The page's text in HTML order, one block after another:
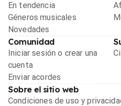
En tendencia
Géneros musicales
Novedades
Comunidad
Iniciar sesión o crear una
cuenta
Enviar acordes
Sobre el sitio web
Condiciones de uso y